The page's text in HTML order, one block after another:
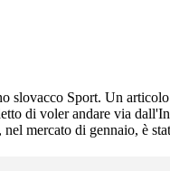
slovacco Sport. Un
di voler andare via
mercato di gennaio, è